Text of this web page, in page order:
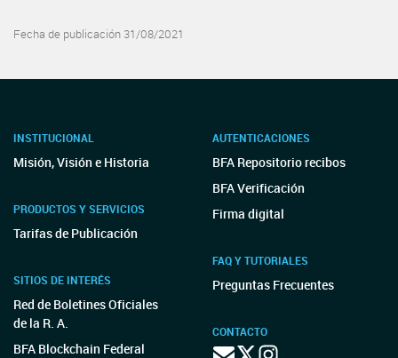
Fecha de publicación 31/08/2021
INSTITUCIONAL
Misión, Visión e Historia
PRODUCTOS Y SERVICIOS
Tarifas de Publicación
SITIOS DE INTERÉS
Red de Boletines Oficiales
de la R. A.
BFA Blockchain Federal
AUTENTICACIONES
BFA Repositorio recibos
BFA Verificación
Firma digital
FAQ Y TUTORIALES
Preguntas Frecuentes
CONTACTO